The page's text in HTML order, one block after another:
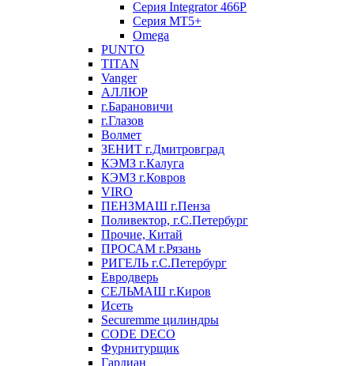
Серия Integrator 466P
Серия MT5+
Omega
PUNTO
TITAN
Vanger
АЛЛЮР
г.Барановичи
г.Глазов
Волмет
ЗЕНИТ г.Дмитровград
КЭМЗ г.Калуга
КЭМЗ г.Ковров
VIRO
ПЕНЗМАШ г.Пенза
Поливектор, г.С.Петербург
Прочие, Китай
ПРОСАМ г.Рязань
РИГЕЛЬ г.С.Петербург
Евродверь
СЕЛЬМАШ г.Киров
Исеть
Securemme цилиндры
CODE DECO
Фурнитурщик
Гардиан